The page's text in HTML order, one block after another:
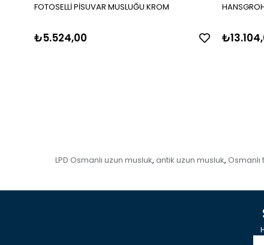
FOTOSELLİ PİSUVAR MUSLUĞU KROM
₺5.524,00
LPD Osmanlı uzun musluk, antik uzun musluk, Osmanlı